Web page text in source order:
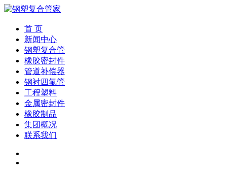
首 页
新闻中心
钢塑复合管
橡胶密封件
管道补偿器
钢衬四氟管
工程塑料
金属密封件
橡胶制品
集团概况
联系我们